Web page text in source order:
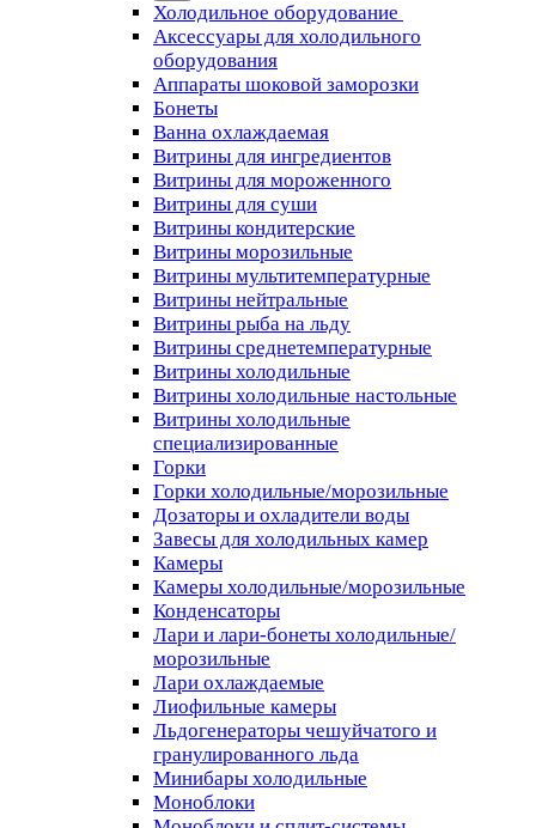
Холодильное оборудование
Аксессуары для холодильного
оборудования
Аппараты шоковой заморозки
Бонеты
Ванна охлаждаемая
Витрины для ингредиентов
Витрины для мороженного
Витрины для суши
Витрины кондитерские
Витрины морозильные
Витрины мультитемпературные
Витрины нейтральные
Витрины рыба на льду
Витрины среднетемпературные
Витрины холодильные
Витрины холодильные настольные
Витрины холодильные
специализированные
Горки
Горки холодильные/морозильные
Дозаторы и охладители воды
Завесы для холодильных камер
Камеры
Камеры холодильные/морозильные
Конденсаторы
Лари и лари-бонеты холодильные/
морозильные
Лари охлаждаемые
Лиофильные камеры
Льдогенераторы чешуйчатого и
гранулированного льда
Минибары холодильные
Моноблоки